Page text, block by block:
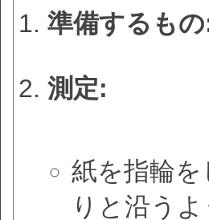
準備するも
測定:
紙を指輪
りと沿う